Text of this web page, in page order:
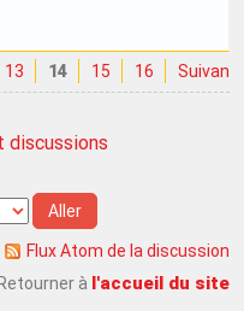
13 14 15 16 Suivant
discussions
Flux Atom de la discussion
Retourner à l'accueil du site